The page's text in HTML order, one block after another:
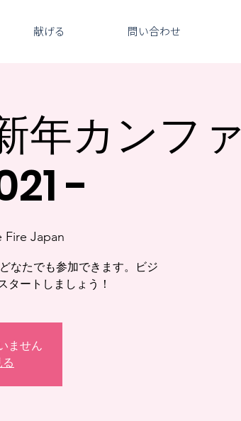
献げる 問い合わせ
カンファ
-
Fire Japan
なたでも参加できます。ビジ
タートしましょう！
ません